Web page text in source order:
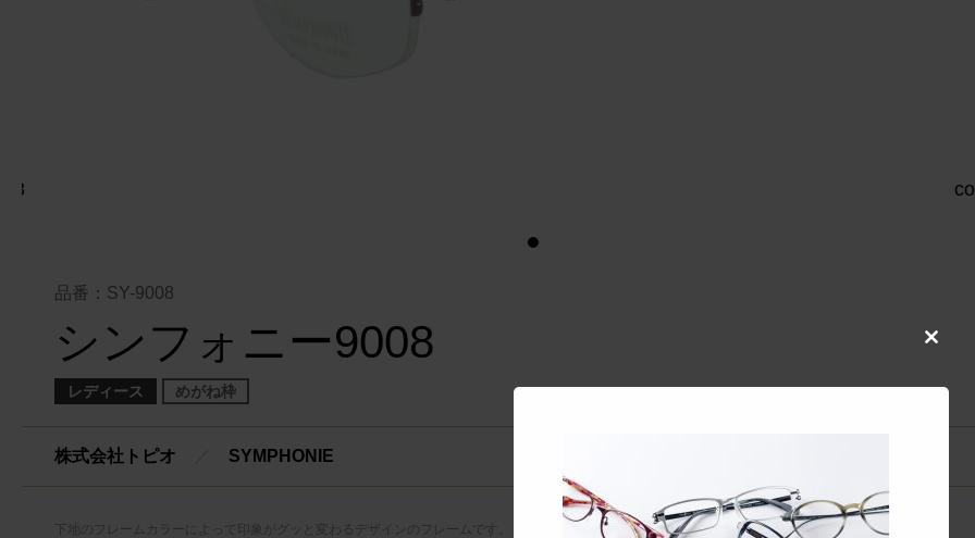
品番：SY-9008
シンフォニー9008
レディース めがね枠
株式会社トピオ SYMPHONIE
下地のフレームカラーによって印象がグッと変わるデザインのフレームです。
module